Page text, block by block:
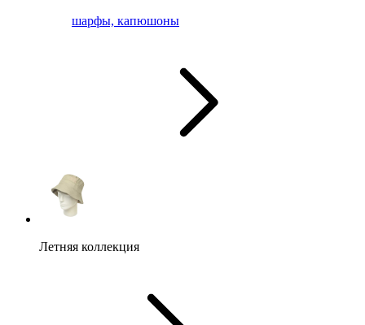
шарфы, капюшоны
Летняя коллекция